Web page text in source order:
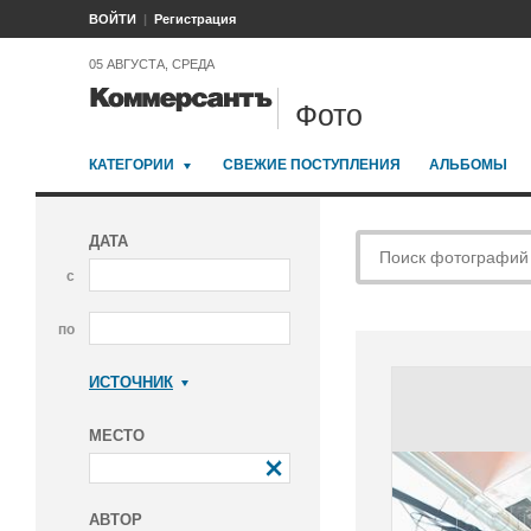
ВОЙТИ Регистрация
05 АВГУСТА, СРЕДА
Фото
КАТЕГОРИИ СВЕЖИЕ ПОСТУПЛЕНИЯ АЛЬБОМЫ
ДАТА
с
по
ИСТОЧНИК
МЕСТО
АВТОР